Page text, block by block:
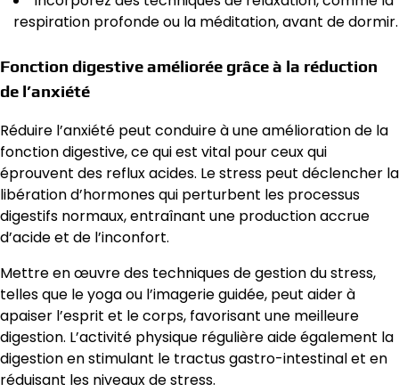
respiration profonde ou la méditation, avant de dormir.
Fonction digestive améliorée grâce à la réduction
de l’anxiété
Réduire l’anxiété peut conduire à une amélioration de la
fonction digestive, ce qui est vital pour ceux qui
éprouvent des reflux acides. Le stress peut déclencher la
libération d’hormones qui perturbent les processus
digestifs normaux, entraînant une production accrue
d’acide et de l’inconfort.
Mettre en œuvre des techniques de gestion du stress,
telles que le yoga ou l’imagerie guidée, peut aider à
apaiser l’esprit et le corps, favorisant une meilleure
digestion. L’activité physique régulière aide également la
digestion en stimulant le tractus gastro-intestinal et en
réduisant les niveaux de stress.